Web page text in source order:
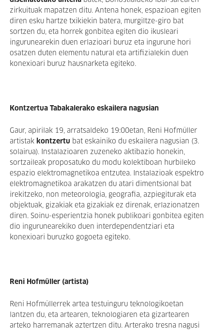
zirkuituak mapatzen ditu. Antena honek, espazioan egiten
diren esku hartze txikiekin batera, murgiltze-giro bat
sortzen du, eta horrek gonbitea egiten dio ikusleari
ingurunearekin duen erlazioari buruz eta ingurune hori
osatzen duten elementu natural eta artifizialekin duen
konexioari buruz hausnarketa egiteko.
Kontzertua Tabakalerako eskailera nagusian
Gaur, apirilak 19, arratsaldeko 19:00etan, Reni Hofmüller
artistak kontzertu bat eskainiko du eskailera nagusian (3.
solairua). Instalazioaren zuzeneko aktibazio honekin,
sortzaileak proposatuko du modu kolektiboan hurbileko
espazio elektromagnetikoa entzutea. Instalazioak espektro
elektromagnetikoa arakatzen du atari dimentsional bat
irekitzeko, non meteorologia, geografia, azpiegiturak eta
objektuak, gizakiak eta gizakiak ez direnak, erlazionatzen
diren. Soinu-esperientzia honek publikoari gonbitea egiten
dio ingurunearekiko duen interdependentziari eta
konexioari buruzko gogoeta egiteko.
Reni Hofmüller (artista)
Reni Hofmüllerrek artea testuinguru teknologikoetan
lantzen du, eta artearen, teknologiaren eta gizartearen
arteko harremanak aztertzen ditu. Arterako tresna nagusi